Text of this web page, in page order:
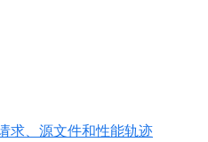
求、源文件和性能轨迹